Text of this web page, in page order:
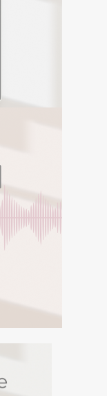
sper sa te
sper
ta.
SI
canalul